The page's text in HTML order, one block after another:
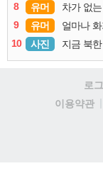
8
유머 차가 없
9
유머 얼마나
10
사진 지금 북
로
이용약관